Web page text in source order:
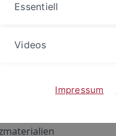
Netzwerk
Essentiell
Videos
Impressum